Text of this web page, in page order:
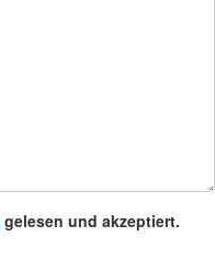
gelesen und akzeptiert.